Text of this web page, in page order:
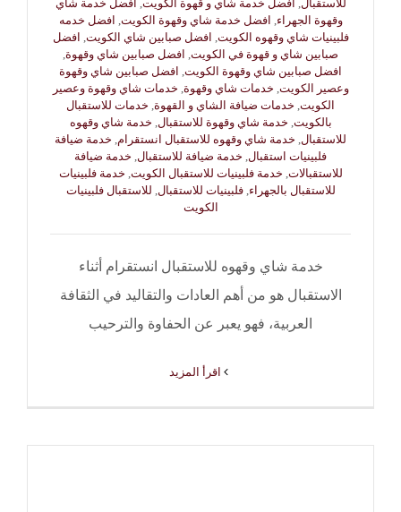
للاستقبال, افضل خدمة شاي و قهوة الكويت, افضل خدمة شاي
وقهوة الجهراء, افضل خدمة شاي وقهوة الكويت, افضل خدمه
فلبينيات شاي وقهوه الكويت, افضل صبابين شاي الكويت, افضل
صبابين شاي و قهوة في الكويت, افضل صبابين شاي وقهوة,
افضل صبابين شاي وقهوة الكويت, افضل صبابين شاي وقهوة
وعصير الكويت, خدمات شاي وقهوة, خدمات شاي وقهوة وعصير
الكويت, خدمات ضيافة الشاي و القهوة, خدمات للاستقبال
بالكويت, خدمة شاي وقهوة للاستقبال, خدمة شاي وقهوه
للاستقبال, خدمة شاي وقهوه للاستقبال انستقرام, خدمة ضيافة
فلبينيات استقبال, خدمة ضيافة للاستقبال, خدمة ضيافة
للاستقبالات, خدمة فلبينيات للاستقبال الكويت, خدمة فلبينيات
للاستقبال بالجهراء,فلبينيات للاستقبال, للاستقبال فلبينيات
الكويت
خدمة شاي وقهوه للاستقبال انستقرام أثناء
الاستقبال هو من أهم العادات والتقاليد في الثقافة
العربية، فهو يعبر عن الحفاوة والترحيب